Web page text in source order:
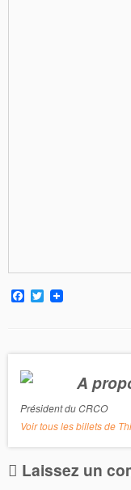
F
a
o
o
k
T
w
e
A
Président du CRCO
Voir tous les billets de
Laissez un